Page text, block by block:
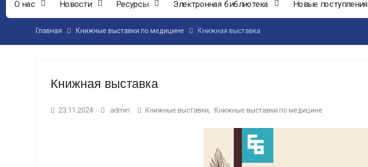
О нас Новости Ресурсы Электронная библиотека Новые поступления
Главная Книжные выставки по медицине Книжная выставка
Книжная выставка
23.11.2024 admin Книжные выставки, Книжные выставки по медицине